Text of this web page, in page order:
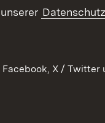
X /